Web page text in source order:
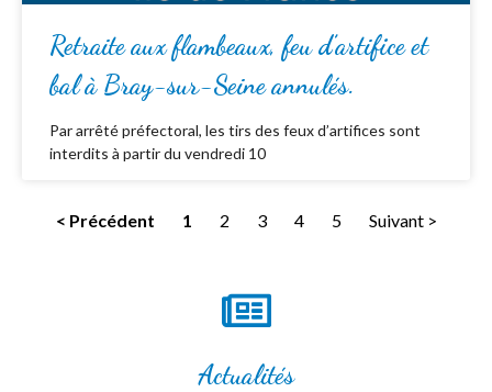
Retraite aux flambeaux, feu d’artifice et
bal à Bray-sur-Seine annulés.
Par arrêté préfectoral, les tirs des feux d’artifices sont
interdits à partir du vendredi 10
< Précédent 1 2 3 4 5 Suivant >
Actualités